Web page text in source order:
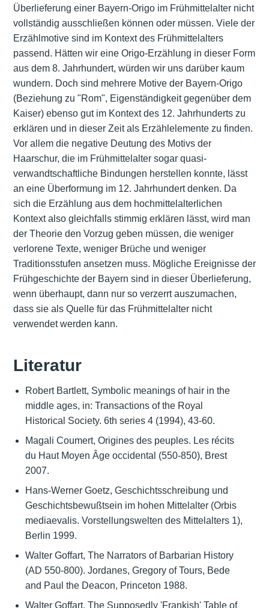
Überlieferung einer Bayern-Origo im Frühmittelalter nicht
vollständig ausschließen können oder müssen. Viele der
Erzählmotive sind im Kontext des Frühmittelalters
passend. Hätten wir eine Origo-Erzählung in dieser Form
aus dem 8. Jahrhundert, würden wir uns darüber kaum
wundern. Doch sind mehrere Motive der Bayern-Origo
(Beziehung zu "Rom", Eigenständigkeit gegenüber dem
Kaiser) ebenso gut im Kontext des 12. Jahrhunderts zu
erklären und in dieser Zeit als Erzählelemente zu finden.
Vor allem die negative Deutung des Motivs der
Haarschur, die im Frühmittelalter sogar quasi-
verwandtschaftliche Bindungen herstellen konnte, lässt
an eine Überformung im 12. Jahrhundert denken. Da
sich die Erzählung aus dem hochmittelalterlichen
Kontext also gleichfalls stimmig erklären lässt, wird man
der Theorie den Vorzug geben müssen, die weniger
verlorene Texte, weniger Brüche und weniger
Traditionsstufen ansetzen muss. Mögliche Ereignisse der
Frühgeschichte der Bayern sind in dieser Überlieferung,
wenn überhaupt, dann nur so verzerrt auszumachen,
dass sie als Quelle für das Frühmittelalter nicht
verwendet werden kann.
Literatur
Robert Bartlett, Symbolic meanings of hair in the
middle ages, in: Transactions of the Royal
Historical Society. 6th series 4 (1994), 43-60.
Magali Coumert, Origines des peuples. Les récits
du Haut Moyen Âge occidental (550-850), Brest
2007.
Hans-Werner Goetz, Geschichtsschreibung und
Geschichtsbewußtsein im hohen Mittelalter (Orbis
mediaevalis. Vorstellungswelten des Mittelalters 1),
Berlin 1999.
Walter Goffart, The Narrators of Barbarian History
(AD 550-800). Jordanes, Gregory of Tours, Bede
and Paul the Deacon, Princeton 1988.
Walter Goffart, The Supposedly 'Frankish' Table of